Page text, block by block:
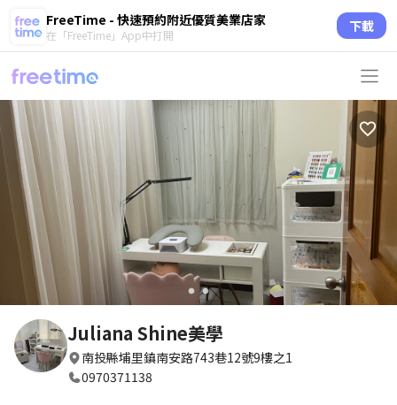
FreeTime - 快速預約附近優質美業店家
在「FreeTime」App中打開 下載
circle circle
Juliana Shine美學
南投縣埔里鎮南安路743巷12號9樓之1
0970371138